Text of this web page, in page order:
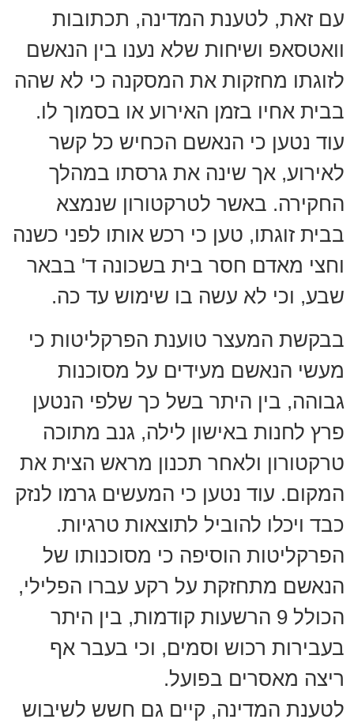
עם זאת, לטענת המדינה, תכתובות
וואטסאפ ושיחות שלא נענו בין הנאשם
לזוגתו מחזקות את המסקנה כי לא שהה
בבית אחיו בזמן האירוע או בסמוך לו.
עוד נטען כי הנאשם הכחיש כל קשר
לאירוע, אך שינה את גרסתו במהלך
החקירה. באשר לטרקטורון שנמצא
בבית זוגתו, טען כי רכש אותו לפני כשנה
וחצי מאדם חסר בית בשכונה ד' בבאר
שבע, וכי לא עשה בו שימוש עד כה.
בבקשת המעצר טוענת הפרקליטות כי
מעשי הנאשם מעידים על מסוכנות
גבוהה, בין היתר בשל כך שלפי הנטען
פרץ לחנות באישון לילה, גנב מתוכה
טרקטורון ולאחר תכנון מראש הצית את
המקום. עוד נטען כי המעשים גרמו לנזק
כבד ויכלו להוביל לתוצאות טרגיות.
הפרקליטות הוסיפה כי מסוכנותו של
הנאשם מתחזקת על רקע עברו הפלילי,
הכולל 9 הרשעות קודמות, בין היתר
בעבירות רכוש וסמים, וכי בעבר אף
ריצה מאסרים בפועל.
לטענת המדינה, קיים גם חשש לשיבוש